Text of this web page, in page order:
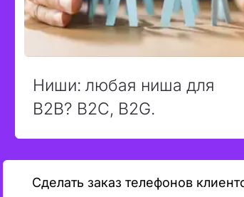
Ниши: любая ниша для
B2B? B2C, B2G.
Сделать заказ телефонов